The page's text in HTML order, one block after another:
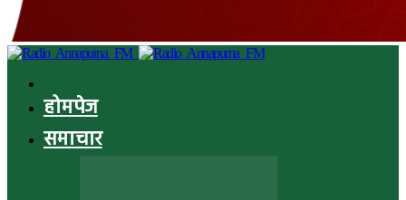
होमपेज
समाचार